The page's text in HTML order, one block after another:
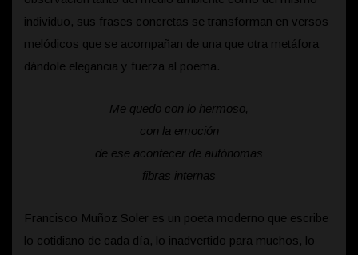
individuo, sus frases concretas se transforman en versos
melódicos que se acompañan de una que otra metáfora
dándole elegancia y fuerza al poema.
Me quedo con lo hermoso,
con la emoción
de ese acontecer de autónomas
fibras internas
Francisco Muñoz Soler es un poeta moderno que escribe
lo cotidiano de cada día, lo inadvertido para muchos, lo